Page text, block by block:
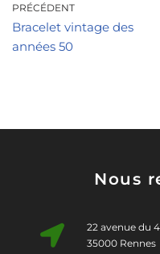
PRÉCÉDENT
Bracelet vintage des
années 50
Nous
22 avenue du
35000 Rennes